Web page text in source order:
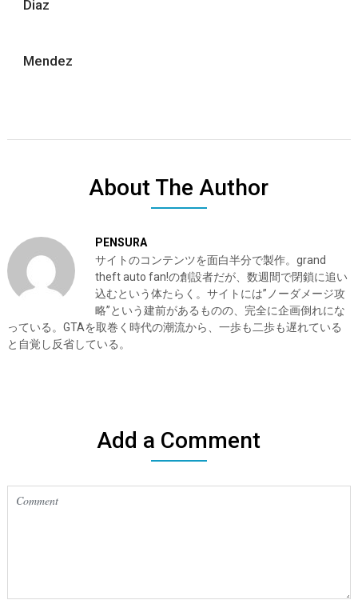
Diaz
Mendez
About The Author
PENSURA
サイトのコンテンツを面白半分で製作。grand
theft auto fan!の創設者だが、数週間で閉鎖に追い
込むという体たらく。サイトには”ノーダメージ攻
略”という建前があるものの、完全に企画倒れにな
っている。GTAを取巻く時代の潮流から、一歩も二歩も遅れている
と自覚し反省している。
Add a Comment